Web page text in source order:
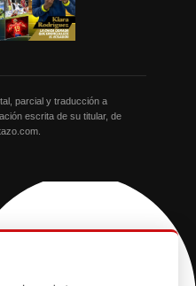
parcial y traducción a
escrita de su titular, de